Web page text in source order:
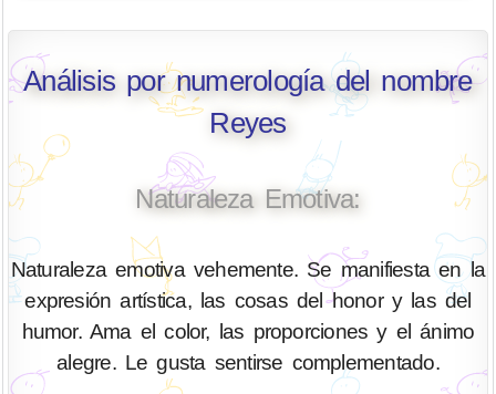
Análisis por numerología del nombre
Reyes
Naturaleza Emotiva:
Naturaleza emotiva vehemente. Se manifiesta en la
expresión artística, las cosas del honor y las del
humor. Ama el color, las proporciones y el ánimo
alegre. Le gusta sentirse complementado.